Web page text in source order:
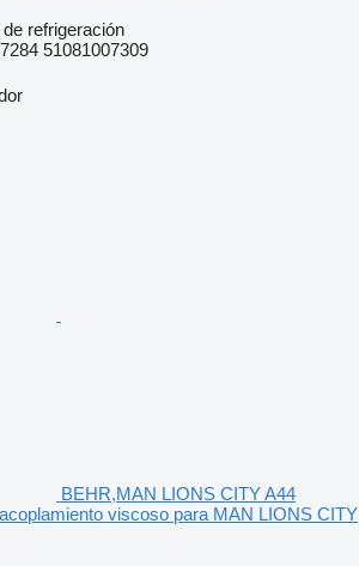
refrigeración
51081007309
BEHR,MAN LIONS CITY A44
viscoso para MAN LIONS CITY